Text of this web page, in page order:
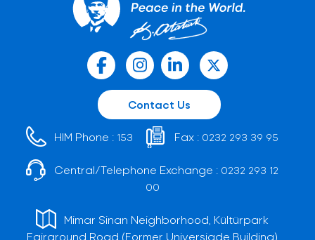
Contact Us
HIM Phone : 153 Fax : 0232 293 39 95
Central/Telephone Exchange : 0232 293 12
00
Mimar Sinan Neighborhood, Kültürpark
Fairground Road (Former Universiade Building)